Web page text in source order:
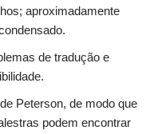
aproximadamente
de tradução e
Peterson, de modo que
podem encontrar